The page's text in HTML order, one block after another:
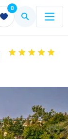
0
Menu Menu